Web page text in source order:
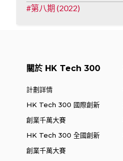
第八期 (2022)
關於 HK Tech 300
計劃詳情
HK Tech 300 國際創新
創業千萬大賽
HK Tech 300 全國創新
創業千萬大賽